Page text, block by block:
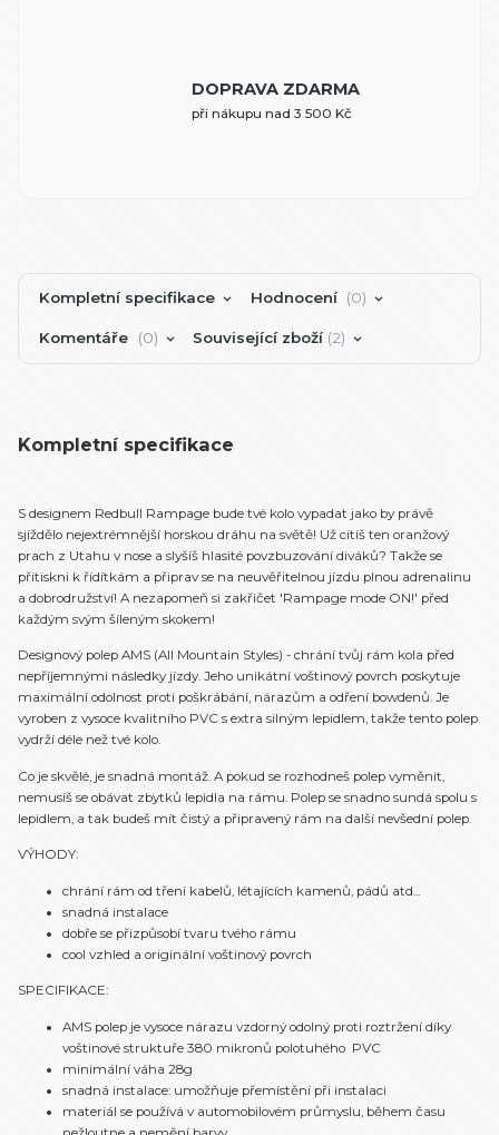
DOPRAVA ZDARMA
při nákupu nad 3 500 Kč
Kompletní specifikace Hodnocení 0
Komentáře 0 Související zboží 2
Kompletní specifikace
S designem Redbull Rampage bude tvé kolo vypadat jako by právě
sjíždělo nejextrémnější horskou dráhu na světě! Už cítíš ten oranžový
prach z Utahu v nose a slyšíš hlasité povzbuzování diváků? Takže se
přitiskni k řídítkám a připrav se na neuvěřitelnou jízdu plnou adrenalinu
a dobrodružství! A nezapomeň si zakřičet 'Rampage mode ON!' před
každým svým šíleným skokem!
Designový polep AMS (All Mountain Styles) - chrání tvůj rám kola před
nepříjemnými následky jízdy. Jeho unikátní voštinový povrch poskytuje
maximální odolnost proti poškrábání, nárazům a odření bowdenů. Je
vyroben z vysoce kvalitního PVC s extra silným lepidlem, takže tento polep
vydrží déle než tvé kolo.
Co je skvělé, je snadná montáž. A pokud se rozhodneš polep vyměnit,
nemusíš se obávat zbytků lepidla na rámu. Polep se snadno sundá spolu s
lepidlem, a tak budeš mít čistý a připravený rám na další nevšední polep.
VÝHODY:
chrání rám od tření kabelů, létajících kamenů, pádů atd...
snadná instalace
dobře se přizpůsobí tvaru tvého rámu
cool vzhled a originální voštinový povrch
SPECIFIKACE:
AMS polep je vysoce nárazu vzdorný odolný proti roztržení díky
voštinové struktuře 380 mikronů polotuhého PVC
minimální váha 28g
snadná instalace: umožňuje přemístění při instalaci
materiál se používá v automobilovém průmyslu, během času